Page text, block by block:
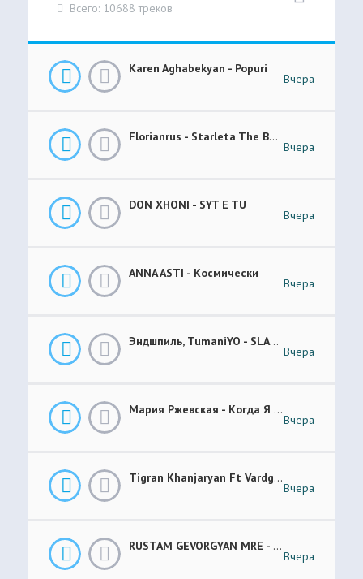
Всего: 10688 треков
Karen Aghabekyan - Popuri
Вчера
Florianrus - Starleta The Bar Session
Вчера
DON XHONI - SYT E TU
Вчера
ANNA ASTI - Космически
Вчера
Эндшпиль, TumaniYO - SLANG
Вчера
Мария Ржевская - Когда Я Стану Кошкой (Future Garage Remix)
Вчера
Tigran Khanjaryan Ft Vardges - Pap Jan
Вчера
RUSTAM GEVORGYAN MRE - GAR XOROVATC
Вчера